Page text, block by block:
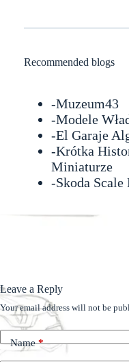
Recommended blogs
-Muzeum43
-Modele
-El Garaje
-Krótka
Miniaturze
-Skoda Scale
Leave a Reply
Your email address will not be
Name*